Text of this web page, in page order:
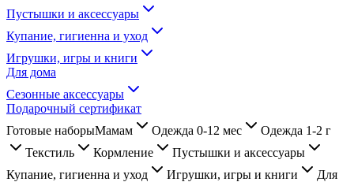
Пустышки и аксессуары
Купание, гигиенна и уход
Игрушки, игры и книги
Для дома
Сезонные аксессуары
Подарочный сертификат
Готовые наборыМамам Одежда 0-12 мес
Одежда 1-2 г
Текстиль
Кормление
Пустышки и аксессуары
Купание, гигиенна и уход
Игрушки, игры и книги
Для